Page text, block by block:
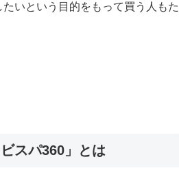
いという目的をもって買う人もた
スパ360」とは